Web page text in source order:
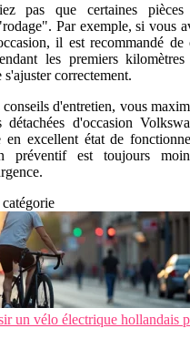
pas que certaines pièces
Par exemple, si vous
il est recommandé
les premiers
s'ajuster correctement.
d'entretien, vous
détachées d'occasion
en excellent état de
préventif est toujours
un vélo électrique hollandais